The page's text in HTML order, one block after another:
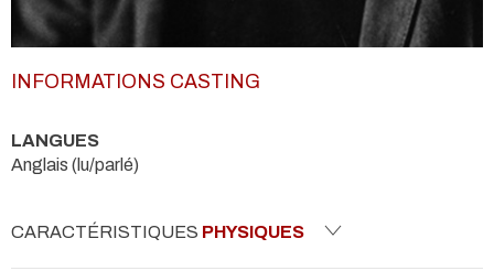
INFORMATIONS CASTING
LANGUES
Anglais (lu/parlé)
CARACTÉRISTIQUES PHYSIQUES